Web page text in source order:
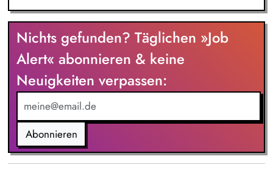
Nichts gefunden? Täglichen »Job
Alert« abonnieren & keine
Neuigkeiten verpassen:
Abonnieren